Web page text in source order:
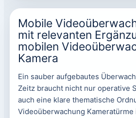
Mobile
mit relevanten
mobilen
Kamera
Ein sauber aufgebautes
Zeitz braucht nicht nur operative
auch eine klare thematische
Videoüberwachung